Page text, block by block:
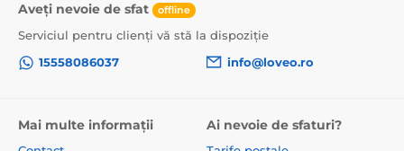
Aplicație de descărcat:
Produsul este inclus în categoria
Aveți nevoie de sfat offline
Serviciul pentru clienți vă stă la dispoziție
15558086037
info@loveo.ro
Mai multe informații Ai nevoie de sfaturi?